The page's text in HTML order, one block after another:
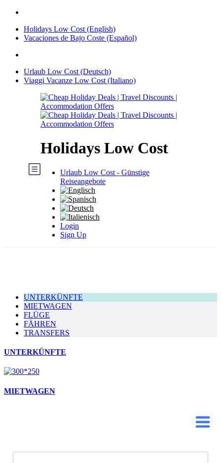
Holidays Low Cost (English)
Vacaciones de Bajo Coste (Español)
Urlaub Low Cost (Deutsch)
Viaggi Vacanze Low Cost (Italiano)
Holidays Low Cost
Urlaub Low Cost - Günstige
Reiseangebote
Login
Sign Up
UNTERKÜNFTE
MIETWAGEN
FLÜGE
FÄHREN
TRANSFERS
UNTERKÜNFTE
MIETWAGEN